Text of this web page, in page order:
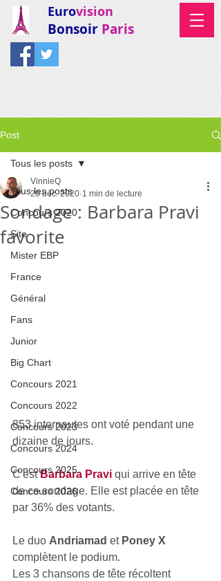
Eurovision
Bonsoir Paris
Post
Tous les posts
Concours 2020
Site
Mister EBP
France
Général
Fans
Junior
Big Chart
Concours 2021
Concours 2022
Concours 2023
Concours 2024
Concours 2025
Concours 2026
Tous les posts
Sondage : Barbara Pravi
favorite
VinnieQ
20 déc. 2020 1 min de lecture
853 internautes ont voté pendant une
dizaine de jours.
C'est Barbara Pravi qui arrive en tête
de ce sondage. Elle est placée en tête
par 36% des votants.
Le duo Andriamad et Poney X
complètent le podium.
Les 3 chansons de tête récoltent